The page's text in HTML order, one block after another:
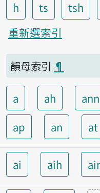
h ts tsh
重新選索引
韻母索引 ¶
a ah ann
ap
an at
ai aih